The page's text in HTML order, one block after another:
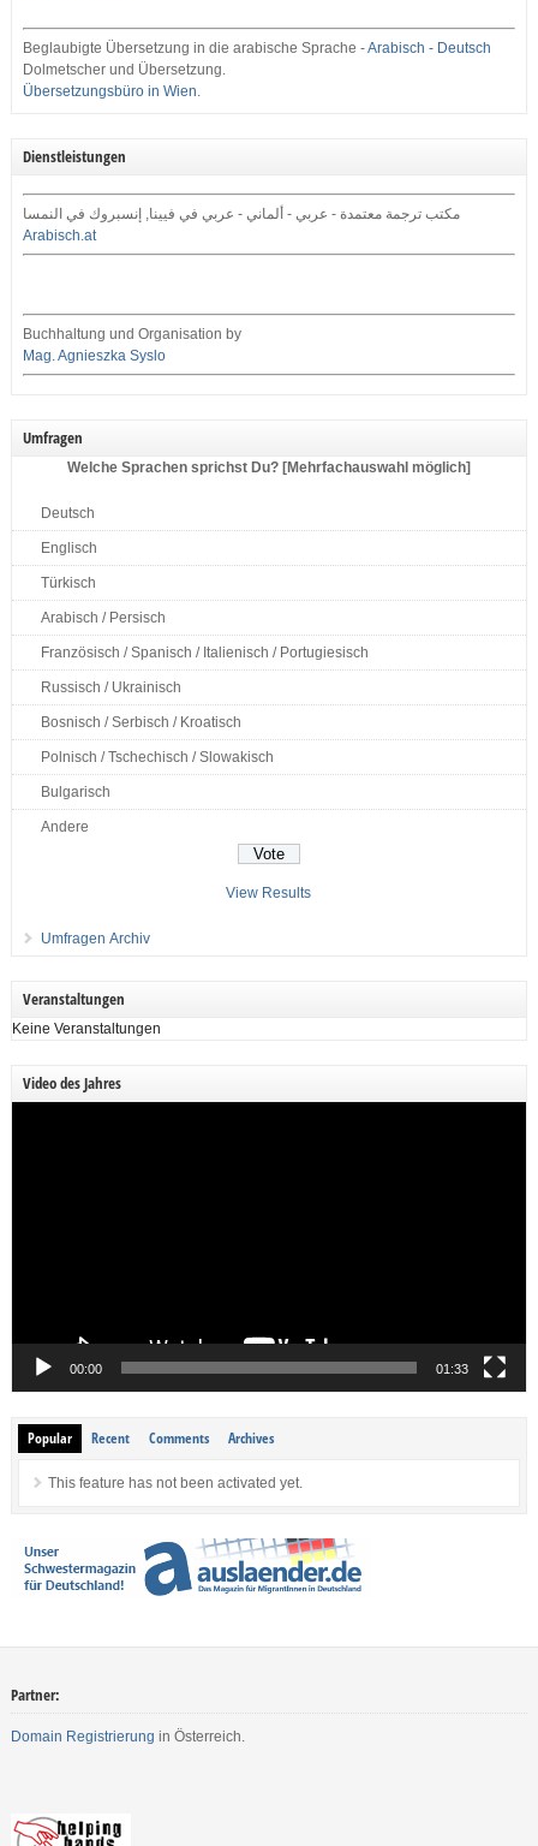
Beglaubigte Übersetzung in die arabische Sprache -Arabisch - Deutsch
Dolmetscher und Übersetzung.
Übersetzungsbüro in Wien.
Dienstleistungen
مكتب ترجمة معتمدة - عربي - ألماني - عربي في فيينا, إنسبروك في النمسا
Arabisch.at
Buchhaltung und Organisation by
Mag. Agnieszka Syslo
Umfragen
Welche Sprachen sprichst Du? [Mehrfachauswahl möglich]
Deutsch
Englisch
Türkisch
Arabisch / Persisch
Französisch / Spanisch / Italienisch / Portugiesisch
Russisch / Ukrainisch
Bosnisch / Serbisch / Kroatisch
Polnisch / Tschechisch / Slowakisch
Bulgarisch
Andere
View Results
Umfragen Archiv
Veranstaltungen
Keine Veranstaltungen
Video des Jahres
00:00 01:33
Popular Recent Comments Archives
This feature has not been activated yet.
Partner:
Domain Registrierung in Österreich.